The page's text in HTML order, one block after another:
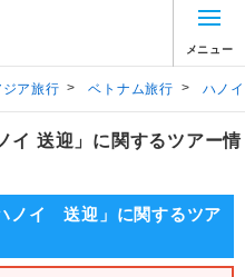
メニュー
ジア旅行 > ベトナム旅行 > ハノ
イ 送迎」に関するツアー情
ノイ 送迎」に関するツア